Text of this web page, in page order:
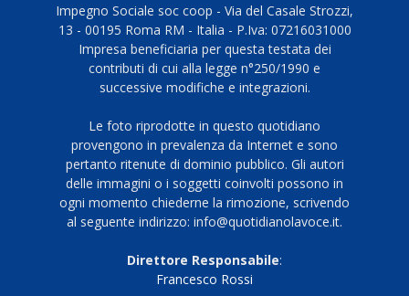
Impegno Sociale soc coop - Via del Casale Strozzi,
13 - 00195 Roma RM - Italia - P.Iva: 07216031000
Impresa beneficiaria per questa testata dei
contributi di cui alla legge n°250/1990 e
successive modifiche e integrazioni.
Le foto riprodotte in questo quotidiano
provengono in prevalenza da Internet e sono
pertanto ritenute di dominio pubblico. Gli autori
delle immagini o i soggetti coinvolti possono in
ogni momento chiederne la rimozione, scrivendo
al seguente indirizzo: info@quotidianolavoce.it.
Direttore Responsabile:
Francesco Rossi